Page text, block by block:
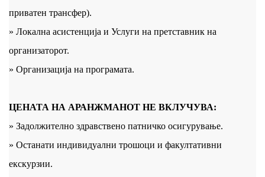
приватен трансфер).
» Локална асистенција и Услуги на претставник на
организаторот.
» Организација на програмата.
ЦЕНАТА НА АРАНЖМАНОТ НЕ ВКЛУЧУВА:
» Задолжително здравствено патничко осигурување.
» Останати индивидуални трошоци и факултативни
екскурзии.